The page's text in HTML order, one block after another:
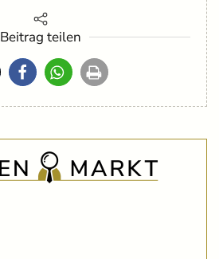
Beitrag teilen